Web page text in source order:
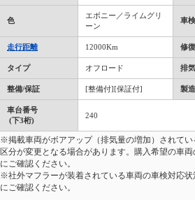
色
エボニー／ライムグリ
ーン
車
走行距離 12000Km 修
タイプ オフロード 排
整備/保証 [整備付][保証付] 製
車台番号
(下3桁)
240
※掲載車両がボアアップ（排気量の増加）されて
区分が変更となる場合があります。購入希望の車
にご確認ください。
※社外マフラーが装着されている車両の車検対応
にご確認ください。